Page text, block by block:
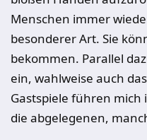
Menschen immer
besonderer Art. Sie
bekommen. Parallel
ein, wahlweise auch
Gastspiele führen mich
die abgelegenen,